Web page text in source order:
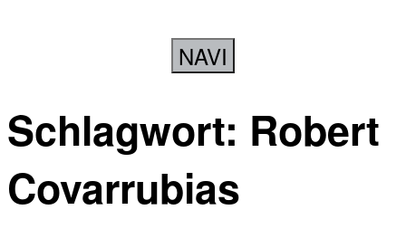
NAVI
Schlagwort: Robert
Covarrubias